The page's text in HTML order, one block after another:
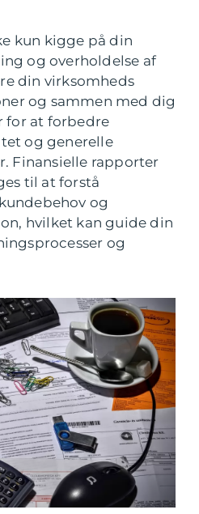
kun kigge på din
og overholdelse af
din virksomheds
og sammen med dig
for at forbedre
og generelle
Finansielle rapporter
til at forstå
og
hvilket kan guide din
og